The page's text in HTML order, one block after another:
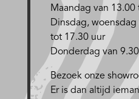
Maandag van
Dinsdag,
tot 17.30 uur
Donderdag van
Bezoek onze
Er is dan altijd